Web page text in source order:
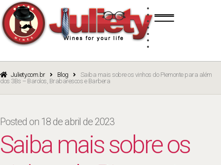
navigation
content
BRANCO
ROSÉ
Juliety.com.br Blog
Saiba mais sobre os vinhos do Piemonte para além
dos 3Bs – Barolos, Brabarescos e Barbera
Posted on 18 de abril de 2023
Saiba mais sobre os